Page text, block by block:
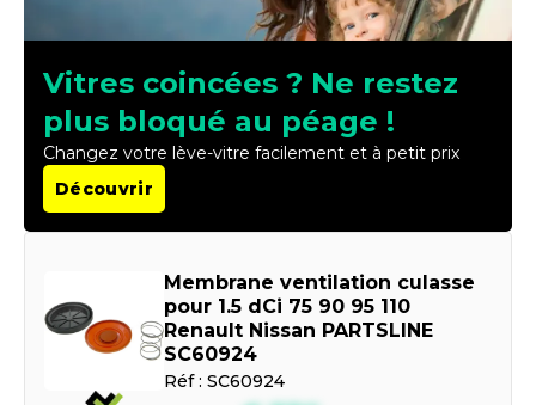
Vitres coincées ? Ne restez
plus bloqué au péage !
Changez votre lève-vitre facilement et à petit prix
Découvrir
Membrane ventilation culasse
pour 1.5 dCi 75 90 95 110
Renault Nissan PARTSLINE
SC60924
Réf : SC60924